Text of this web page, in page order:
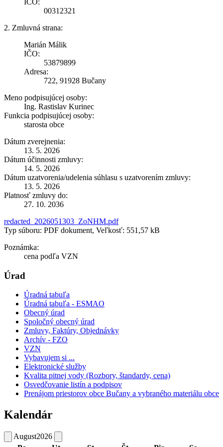
00312321
2. Zmluvná strana:
Marián Málik
IČO:
53879899
Adresa:
722, 91928 Bučany
Meno podpisujúcej osoby:
Ing. Rastislav Kurinec
Funkcia podpisujúcej osoby:
starosta obce
Dátum zverejnenia:
13. 5. 2026
Dátum účinnosti zmluvy:
14. 5. 2026
Dátum uzatvorenia/udelenia súhlasu s uzatvorením zmluvy:
13. 5. 2026
Platnosť zmluvy do:
27. 10. 2036
redacted_2026051303_ZoNHM.pdf
Typ súboru: PDF dokument, Veľkosť: 551,57 kB
Poznámka:
cena podľa VZN
Úrad
Úradná tabuľa
Úradná tabuľa - ESMAO
Obecný úrad
Spoločný obecný úrad
Zmluvy, Faktúry, Objednávky
Archív - FZO
VZN
Vybavujem si ...
Elektronické služby
Kvalita pitnej vody (Rozbory, štandardy, cena)
Osvedčovanie listín a podpisov
Prenájom priestorov obce Bučany a vybraného materiálu obce
Kalendár
August2026